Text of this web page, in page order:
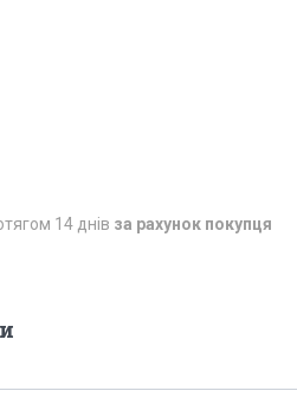
14 днів за рахунок покупця